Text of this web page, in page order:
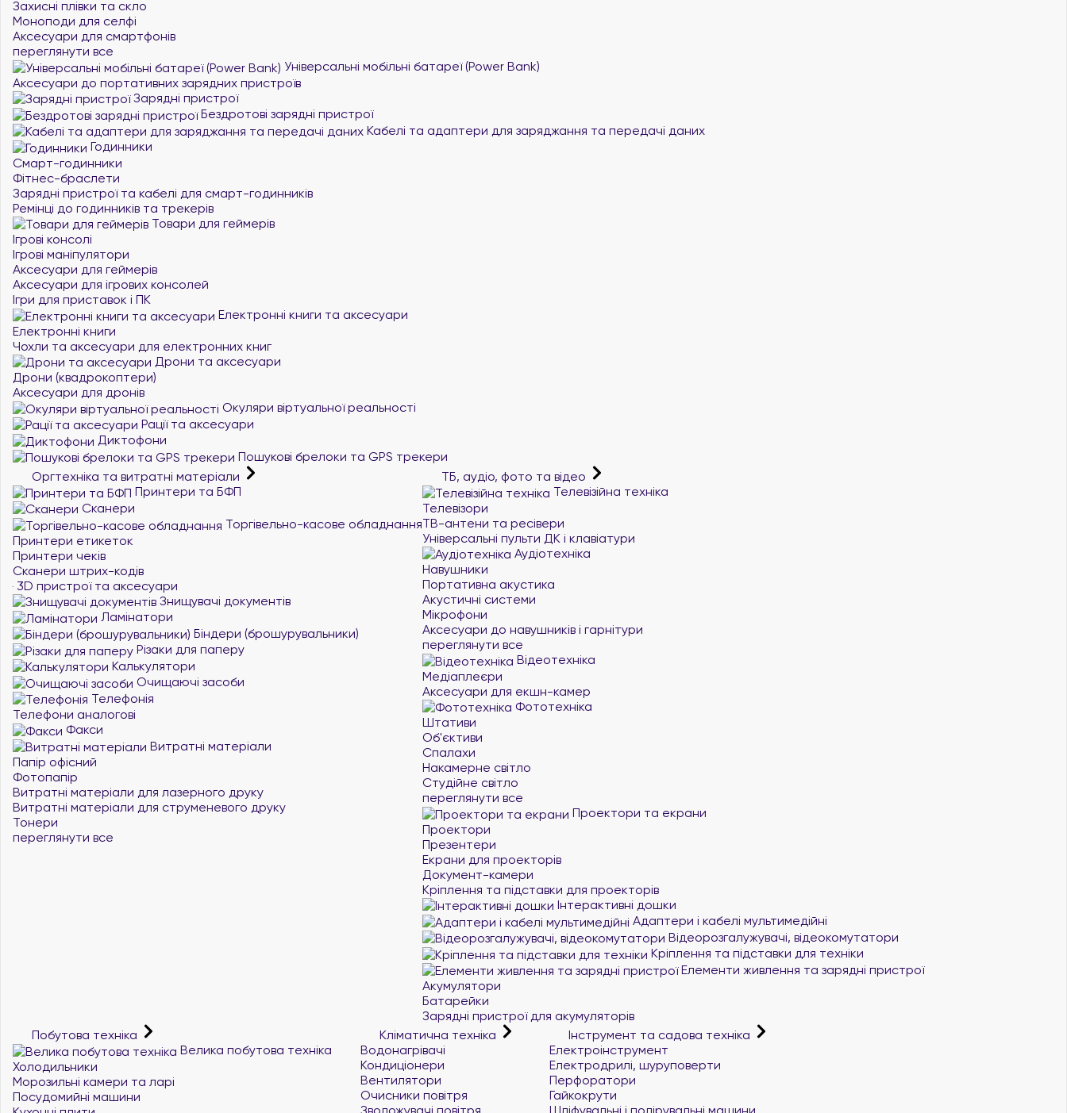
Захисні плівки та скло
Моноподи для селфі
Аксесуари для смартфонів
переглянути все
Універсальні мобільні батареї (Power Bank)
Аксесуари до портативних зарядних пристроїв
Зарядні пристрої
Бездротові зарядні пристрої
Кабелі та адаптери для заряджання та передачі даних
Годинники
Смарт-годинники
Фітнес-браслети
Зарядні пристрої та кабелі для смарт-годинників
Ремінці до годинників та трекерів
Товари для геймерів
Ігрові консолі
Ігрові маніпулятори
Аксесуари для геймерів
Аксесуари для ігрових консолей
Ігри для приставок і ПК
Електронні книги та аксесуари
Електронні книги
Чохли та аксесуари для електронних книг
Дрони та аксесуари
Дрони (квадрокоптери)
Аксесуари для дронів
Окуляри віртуальної реальності
Рації та аксесуари
Диктофони
Пошукові брелоки та GPS трекери
Оргтехніка та витратні матеріали
Принтери та БФП
Сканери
Торгівельно-касове обладнання
Принтери етикеток
Принтери чеків
Сканери штрих-кодів
3D пристрої та аксесуари
Знищувачі документів
Ламінатори
Біндери (брошурувальники)
Різаки для паперу
Калькулятори
Очищаючі засоби
Телефонія
Телефони аналогові
Факси
Витратні матеріали
Папір офісний
Фотопапір
Витратні матеріали для лазерного друку
Витратні матеріали для струменевого друку
Тонери
переглянути все
ТБ, аудіо, фото та відео
Телевізійна техніка
Телевізори
ТВ-антени та ресівери
Універсальні пульти ДК і клавіатури
Аудіотехніка
Навушники
Портативна акустика
Акустичні системи
Мікрофони
Аксесуари до навушників і гарнітури
переглянути все
Відеотехніка
Медіаплеєри
Аксесуари для екшн-камер
Фототехніка
Штативи
Об'єктиви
Спалахи
Накамерне світло
Студійне світло
переглянути все
Проектори та екрани
Проектори
Презентери
Екрани для проекторів
Документ-камери
Кріплення та підставки для проекторів
Інтерактивні дошки
Адаптери і кабелі мультимедійні
Відеорозгалужувачі, відеокомутатори
Кріплення та підставки для техніки
Елементи живлення та зарядні пристрої
Акумулятори
Батарейки
Зарядні пристрої для акумуляторів
Побутова техніка
Велика побутова техніка
Холодильники
Морозильні камери та ларі
Посудомийні машини
Кліматична техніка
Водонагрівачі
Кондиціонери
Вентилятори
Очисники повітря
Інструмент та садова техніка
Електроінструмент
Електродрилі, шуруповерти
Перфоратори
Гайкокрути